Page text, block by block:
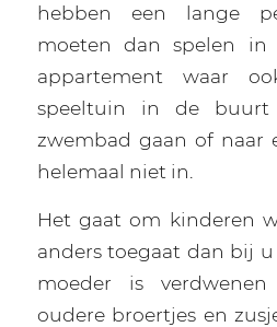
hebben een lange
moeten dan spelen
appartement waar
speeltuin in de
zwembad gaan of naar
helemaal niet in.
Het gaat om kinderen
anders toegaat dan bij
moeder is
oudere broertjes en